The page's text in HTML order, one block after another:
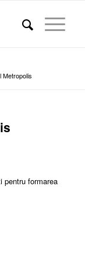
Metropolis
pentru formarea